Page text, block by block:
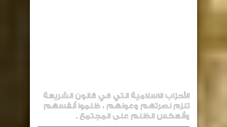
الأحزاب الاسلامية التي في قانون الشريعة
تلزم نصرتهم وعونهم ، ظلموا أنفسهم
وأنعكس الظلم على المجتمع .